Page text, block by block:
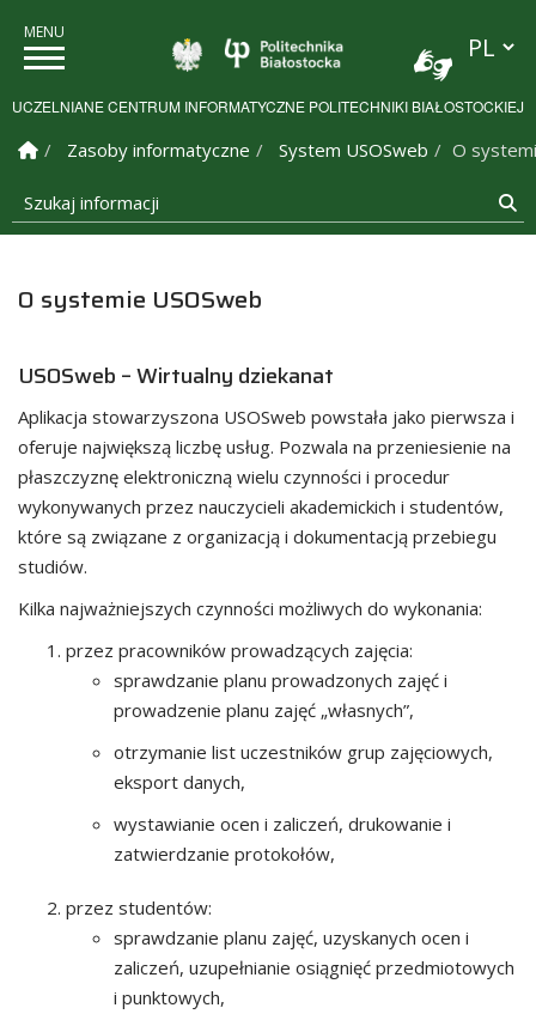
Politechnika
UCZELNIANE CENTRUM INFORMATYCZNE POLITECHNIKI BIAŁOSTOCKIEJ
Strona Główna
Zasoby informatyczne System USOSweb
O
Szukaj informacji
O systemie USOSweb
USOSweb – Wirtualny dziekanat
Aplikacja stowarzyszona USOSweb powstała jako pierwsza i
oferuje największą liczbę usług. Pozwala na przeniesienie na
płaszczyznę elektroniczną wielu czynności i procedur
wykonywanych przez nauczycieli akademickich i studentów,
które są związane z organizacją i dokumentacją przebiegu
studiów.
Kilka najważniejszych czynności możliwych do wykonania:
przez pracowników prowadzących zajęcia:
sprawdzanie planu prowadzonych zajęć i
prowadzenie planu zajęć „własnych”,
otrzymanie list uczestników grup zajęciowych,
eksport danych,
wystawianie ocen i zaliczeń, drukowanie i
zatwierdzanie protokołów,
przez studentów:
sprawdzanie planu zajęć, uzyskanych ocen i
zaliczeń, uzupełnianie osiągnięć przedmiotowych
i punktowych,